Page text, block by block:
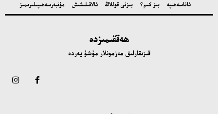
ئاناسەھىپە بىز كىم؟ بىزنى قوللاڭ ئالاقىلىشىش مۇنبەرسەھىپىلىرىمىز
ھەققىمىزدە
قىزىقارلىق مەزمونلار مۇشۇ يەردە